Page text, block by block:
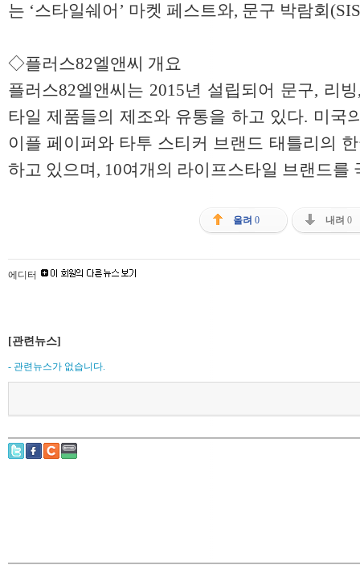
는 ‘스타일쉐어’ 마켓 페스트와, 문구 박람회
◇플러스82엘앤씨 개요
플러스82엘앤씨는 2015년 설립되어 문구, 리
타일 제품들의 제조와 유통을 하고 있다. 미국
이플 페이퍼와 타투 스티커 브랜드 태틀리의
하고 있으며, 10여개의 라이프스타일 브랜드를
올려 0 내려 0
에디터
[관련뉴스]
- 관련뉴스가 없습니다.